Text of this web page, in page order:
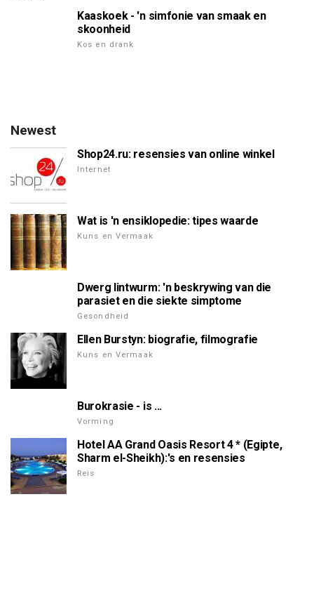
Kaaskoek - 'n simfonie van smaak en
skoonheid
Kos en drank
Newest
Shop24.ru: resensies van online winkel
Internet
Wat is 'n ensiklopedie: tipes waarde
Kuns en Vermaak
Dwerg lintwurm: 'n beskrywing van die
parasiet en die siekte simptome
Gesondheid
Ellen Burstyn: biografie, filmografie
Kuns en Vermaak
Burokrasie - is ...
Vorming
Hotel AA Grand Oasis Resort 4 * (Egipte,
Sharm el-Sheikh):'s en resensies
Reis